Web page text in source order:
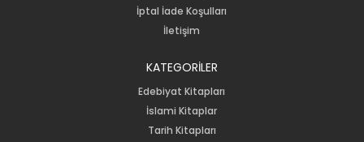
İptal İade Koşulları
İletişim
KATEGORİLER
Edebiyat Kitapları
İslami Kitaplar
Tarih Kitapları